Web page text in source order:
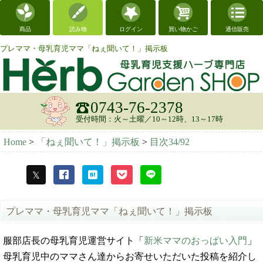
商品 読み物 ログイン 買い物かご 通信販売
プレママ・母乳育児ママ「ねぇ聞いて！」掲示板
0743-76-2378
受付時間：火～土曜／10～12時、13～17時
Home > 「ねぇ聞いて！」掲示板 > 目次34/92
プレママ・母乳育児ママ「ねぇ聞いて！」掲示板
服部店長の母乳育児運営サイト「 新米ママのおっぱい入門 」
母乳育児中のママさん達からお寄せいただいた投稿を紹介し